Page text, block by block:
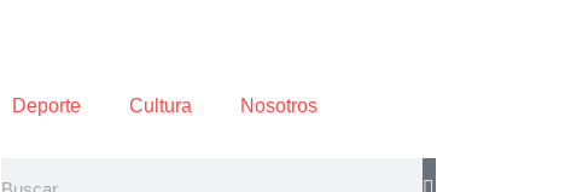
Deporte Cultura Nosotros